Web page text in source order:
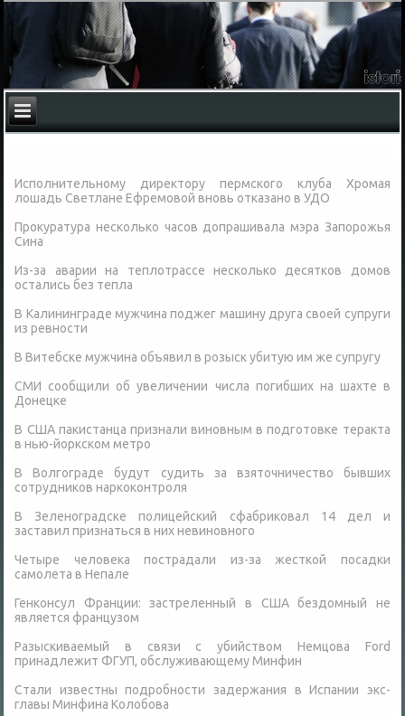
Исполнительному директору пермского клуба Хромая
лошадь Светлане Ефремовой вновь отказано в УДО
Прокуратура несколько часов допрашивала мэра Запорожья
Сина
Из-за аварии на теплотрассе несколько десятков домов
остались без тепла
В Калининграде мужчина поджег машину друга своей супруги
из ревности
В Витебске мужчина объявил в розыск убитую им же супругу
СМИ сообщили об увеличении числа погибших на шахте в
Донецке
В США пакистанца признали виновным в подготовке теракта
в нью-йоркском метро
В Волгограде будут судить за взяточничество бывших
сотрудников наркоконтроля
В Зеленоградске полицейский сфабриковал 14 дел и
заставил признаться в них невиновного
Четыре человека пострадали из-за жесткой посадки
самолета в Непале
Генконсул Франции: застреленный в США бездомный не
является французом
Разыскиваемый в связи с убийством Немцова Ford
принадлежит ФГУП, обслуживающему Минфин
Стали известны подробности задержания в Испании экс-
главы Минфина Колобова